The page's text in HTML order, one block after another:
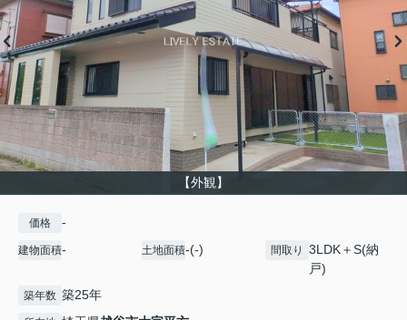
【外観】
価格 -
建物面積- 土地面積-(-) 間取り
3LDK＋S(納
戸)
築年数 築25年